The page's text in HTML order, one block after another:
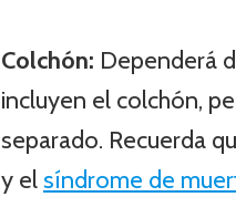
Colchón: Dependerá
incluyen el colchón,
separado. Recuerda
y elsíndrome de